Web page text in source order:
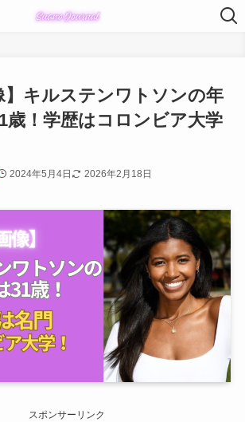
】キルステンワトソンの年
歳！学歴はコロンビア大学
2024年5月4日 2026年2月18日
スポンサーリンク